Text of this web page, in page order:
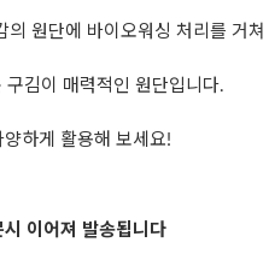
원단에 바이오워싱 처리를 거쳐
김이 매력적인 원단입니다.
하게 활용해 보세요!
이어져 발송됩니다